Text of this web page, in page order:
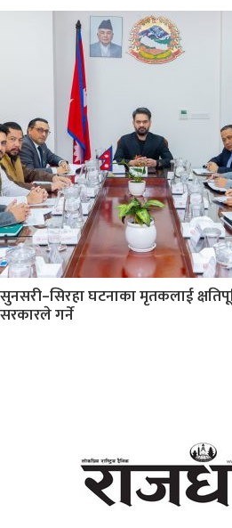
सुनसरी–सिरहा घटनाका मृतकलाई
सरकारले गर्ने